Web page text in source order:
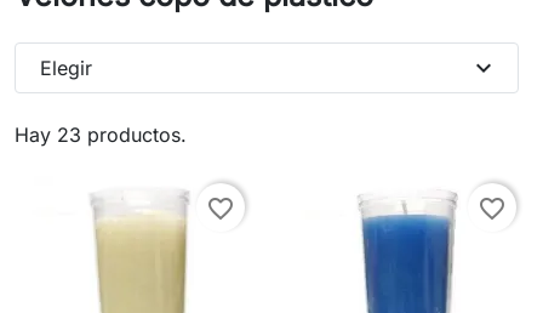
Hay 23 productos.
Elegir expand_more
favorite_border favorite_border